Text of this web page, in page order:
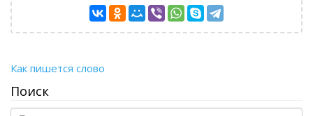
Как пишется слово
Поиск